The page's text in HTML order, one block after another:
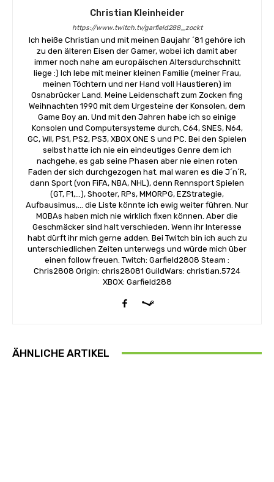
Christian Kleinheider
https://www.twitch.tv/garfield288_zockt
Ich heiße Christian und mit meinen Baujahr ´81 gehöre ich
zu den älteren Eisen der Gamer, wobei ich damit aber
immer noch nahe am europäischen Altersdurchschnitt
liege :) Ich lebe mit meiner kleinen Familie (meiner Frau,
meinen Töchtern und ner Hand voll Haustieren) im
Osnabrücker Land. Meine Leidenschaft zum Zocken fing
Weihnachten 1990 mit dem Urgesteine der Konsolen, dem
Game Boy an. Und mit den Jahren habe ich so einige
Konsolen und Computersysteme durch, C64, SNES, N64,
GC, WII, PS1, PS2, PS3, XBOX ONE S und PC. Bei den Spielen
selbst hatte ich nie ein eindeutiges Genre dem ich
nachgehe, es gab seine Phasen aber nie einen roten
Faden der sich durchgezogen hat. mal waren es die J´n´R,
dann Sport (von FiFA, NBA, NHL), denn Rennsport Spielen
(GT, F1,...), Shooter, RPs, MMORPG, EZStrategie,
Aufbausimus,... die Liste könnte ich ewig weiter führen. Nur
MOBAs haben mich nie wirklich fixen können. Aber die
Geschmäcker sind halt verschieden. Wenn ihr Interesse
habt dürft ihr mich gerne adden. Bei Twitch bin ich auch zu
unterschiedlichen Zeiten unterwegs und würde mich über
einen follow freuen. Twitch: Garfield2808 Steam :
Chris2808 Origin: chris28081 GuildWars: christian.5724
XBOX: Garfield288
ÄHNLICHE ARTIKEL